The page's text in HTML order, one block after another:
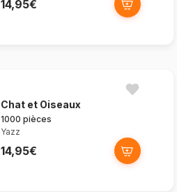
14,95€
Chat et Oiseaux
1000 pièces
Yazz
14,95€